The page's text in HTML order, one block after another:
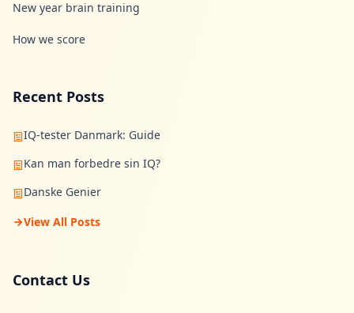
New year brain training
How we score
Recent Posts
IQ-tester Danmark: Guide
Kan man forbedre sin IQ?
Danske Genier
View All Posts
Contact Us